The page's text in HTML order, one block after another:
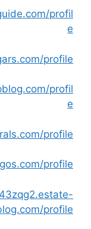
profil
e
profile
profil
e
profile
profile
profile